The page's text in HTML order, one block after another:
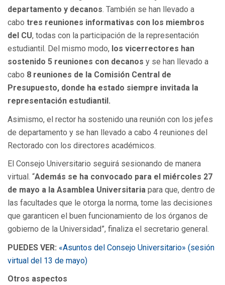
departamento y decanos. También se han llevado a
cabo tres reuniones informativas con los miembros
del CU, todas con la participación de la representación
estudiantil. Del mismo modo, los vicerrectores han
sostenido 5 reuniones con decanos y se han llevado a
cabo 8 reuniones de la Comisión Central de
Presupuesto, donde ha estado siempre invitada la
representación estudiantil.
Asimismo, el rector ha sostenido una reunión con los jefes
de departamento y se han llevado a cabo 4 reuniones del
Rectorado con los directores académicos.
El Consejo Universitario seguirá sesionando de manera
virtual. “Además se ha convocado para el miércoles 27
de mayo a la Asamblea Universitaria para que, dentro de
las facultades que le otorga la norma, tome las decisiones
que garanticen el buen funcionamiento de los órganos de
gobierno de la Universidad”, finaliza el secretario general.
PUEDES VER: «Asuntos del Consejo Universitario» (sesión
virtual del 13 de mayo)
Otros aspectos